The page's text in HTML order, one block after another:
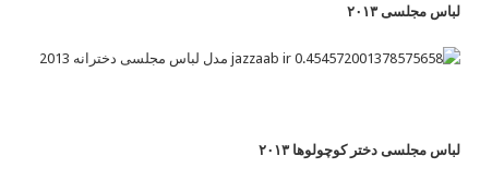
لباس مجلسی ۲۰۱۳
لباس مجلسی دختر کوچولوها ۲۰۱۳